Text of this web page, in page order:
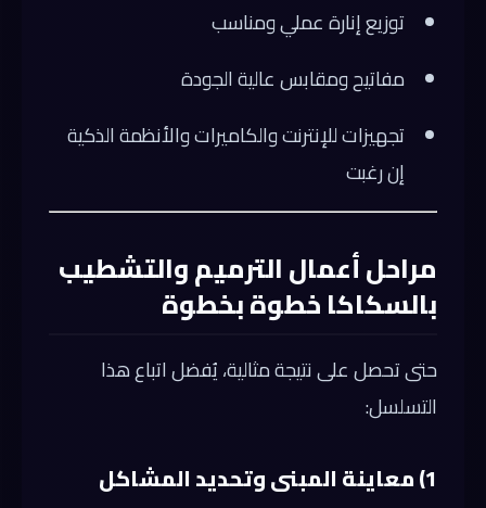
توزيع إنارة عملي ومناسب
مفاتيح ومقابس عالية الجودة
تجهيزات للإنترنت والكاميرات والأنظمة الذكية
إن رغبت
مراحل أعمال الترميم والتشطيب
بالسكاكا خطوة بخطوة
حتى تحصل على نتيجة مثالية، يُفضل اتباع هذا
التسلسل:
1) معاينة المبنى وتحديد المشاكل